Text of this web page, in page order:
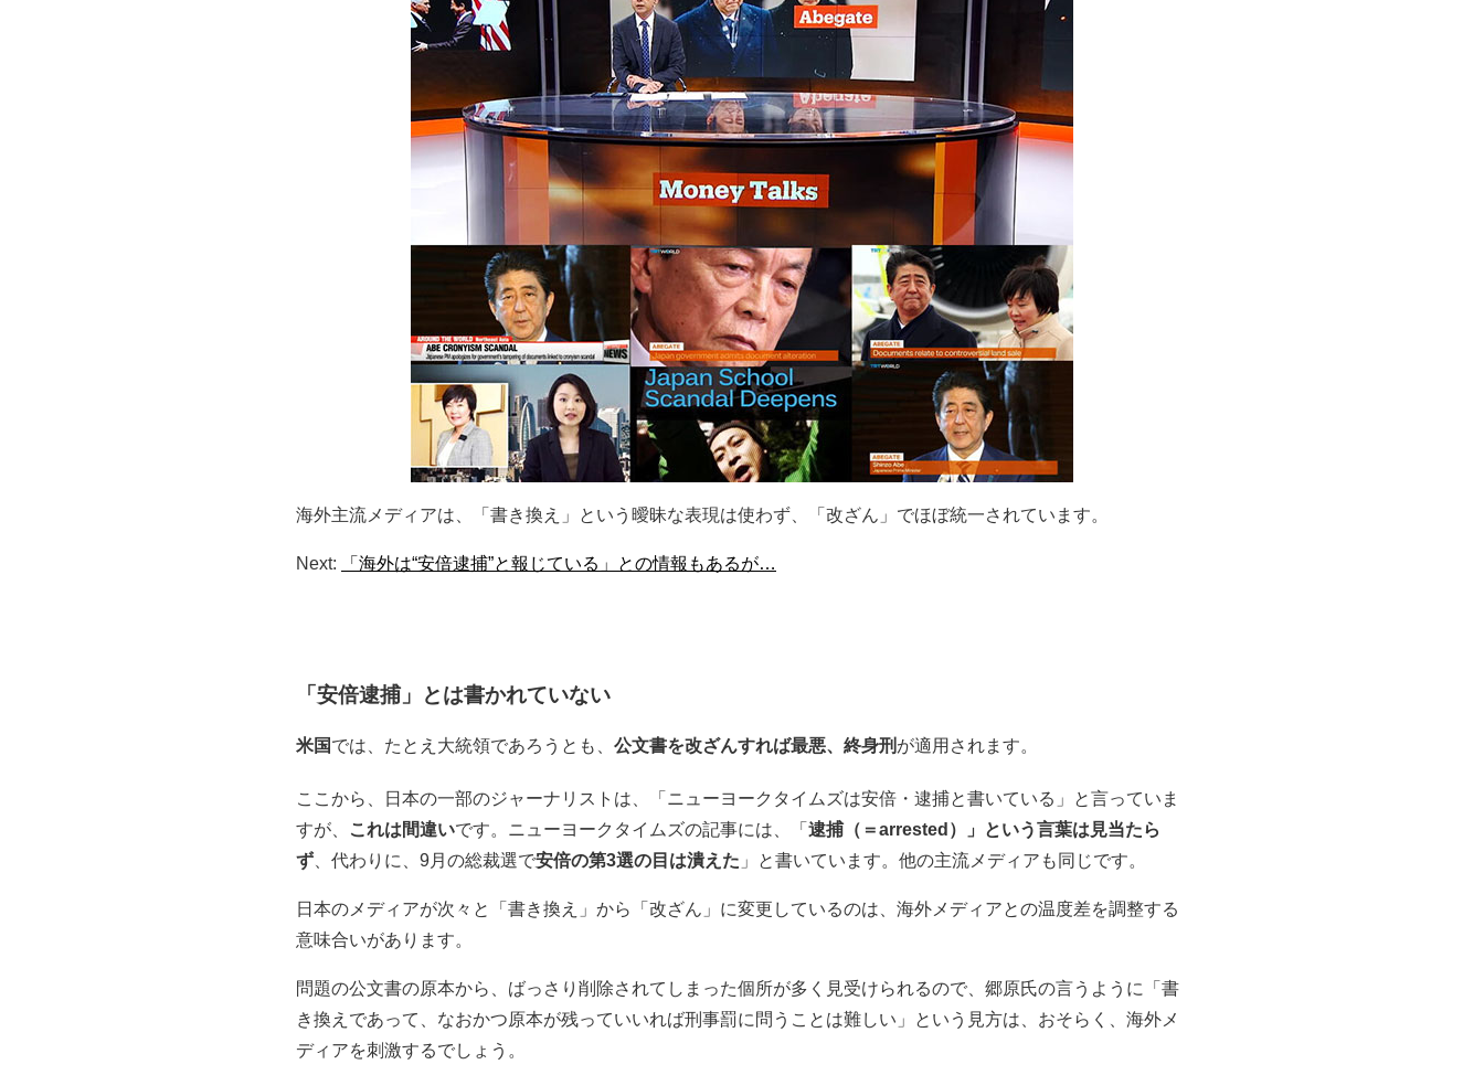
海外主流メディアは、「書き換え」という曖昧な表現は使わず、「改ざん」でほぼ統一されています。
Next: 「海外は“安倍逮捕”と報じている」との情報もあるが…
「安倍逮捕」とは書かれていない
米国では、たとえ大統領であろうとも、 公文書を改ざんすれば最悪、終身刑 が適用されます。
ここから、日本の一部のジャーナリストは、「ニューヨークタイムズは安倍・逮捕と書いている」と言っていま
すが、
これは間違いです。ニューヨークタイムズの記事には、「 逮捕（＝arrested）」という言葉は見当たら
ず、代わりに、9月の総裁選で安倍の第3選の目は潰えた 」と書いています。他の主流メディアも同じです。
日本のメディアが次々と「書き換え」から「改ざん」に変更しているのは、海外メディアとの温度差を調整する
意味合いがあります。
問題の公文書の原本から、ばっさり削除されてしまった個所が多く見受けられるので、郷原氏の言うように「書
き換えであって、なおかつ原本が残っていいれば刑事罰に問うことは難しい」という見方は、おそらく、海外メ
ディアを刺激するでしょう。